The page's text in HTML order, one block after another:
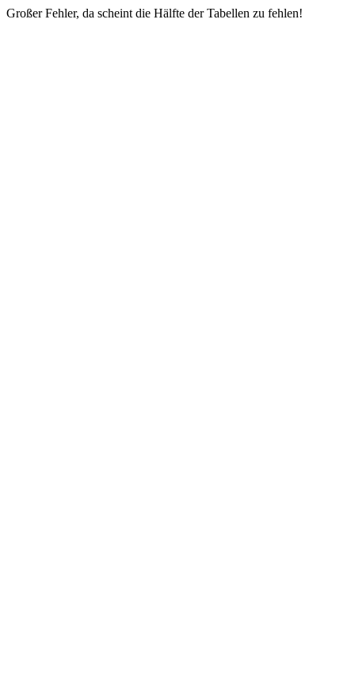
Großer Fehler, da scheint die Hälfte der Tabellen zu fehlen!